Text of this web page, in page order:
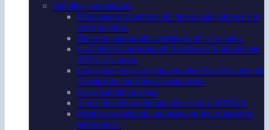
⚖️Fallos comentados
El elemento subjetivo del tipo penal culposo y el
error del tipo.
Hacia la autonomía acusatoria de la víctima.
La Doble Conformidad. Acción de Nulidad ante
el TSJ. Caracas.
Los vicios de inconstitucionalidad del Recurso de
Apelación con Efecto Suspensivo
La culpabilidad penal
Tipos Penales contemplados en la LOPNNA
Prisión provisional impuesta por los superiores
jerárquicos.